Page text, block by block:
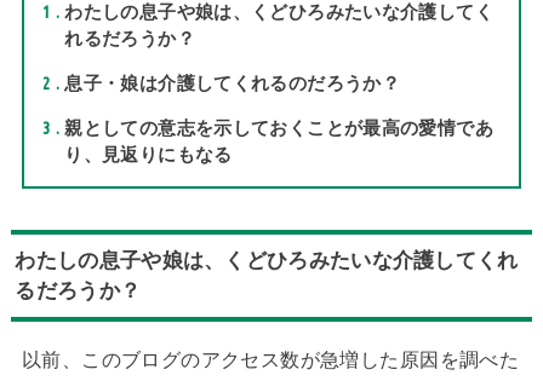
1
わたしの息子や娘は、くどひろみたいな介護してく
れるだろうか？
2 息子・娘は介護してくれるのだろうか？
3
親としての意志を示しておくことが最高の愛情であ
り、見返りにもなる
わたしの息子や娘は、くどひろみたいな介護してくれ
るだろうか？
以前、このブログのアクセス数が急増した原因を調べた